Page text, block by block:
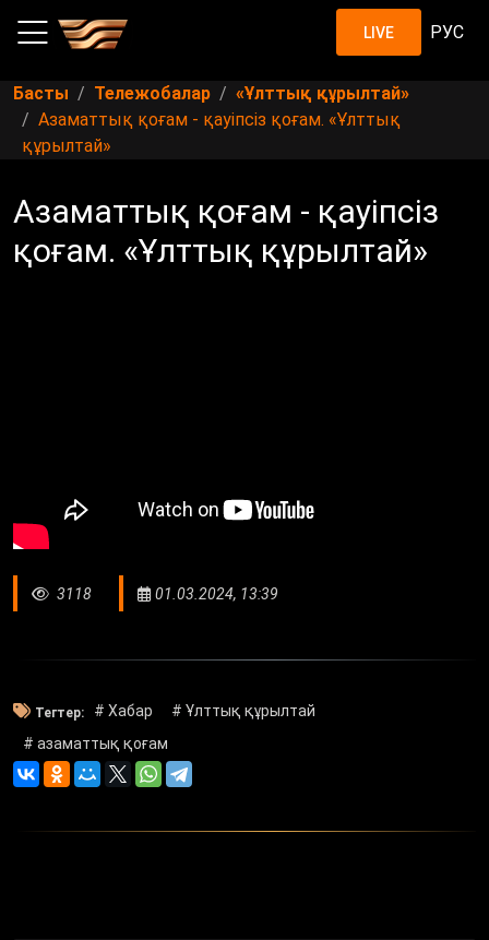
LIVE РУС
Басты Тележобалар
«Ұлттық құрылтай»
Азаматтық қоғам - қауіпсіз қоғам. «Ұлттық
құрылтай»
Азаматтық қоғам - қауіпсіз
қоғам. «Ұлттық құрылтай»
3118 01.03.2024, 13:39
Тегтер: # Хабар
# Ұлттық құрылтай
# азаматтық қоғам